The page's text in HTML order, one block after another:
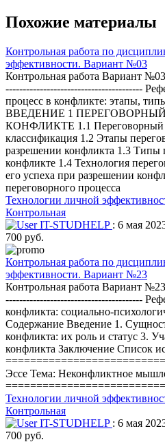
Похожие материалы
Контрольная работа по
эффективности. Вариант №03
Контрольная работа Вариант
----------------------------------------
процесс в конфликте: этапы,
ВВЕДЕНИЕ 1
КОНФЛИКТЕ 1.1 Переговорный
классификация 1.2 Этапы
разрешении конфликта 1.3 Типы
конфликте 1.4 Технология
его успеха при разрешении
переговорного процесса
Технологии личной
Контрольная
IT-STUDHELP : 6 мая
700 руб.
Контрольная работа по
эффективности. Вариант №23
Контрольная работа Вариант
----------------------------------------
конфликта: социально-
Содержание Введение 1.
конфликта: их роль и статус 3.
конфликта Заключение Список
Эссе Тема: Неконфликтное
Технологии личной
Контрольная
IT-STUDHELP : 6 мая
700 руб.